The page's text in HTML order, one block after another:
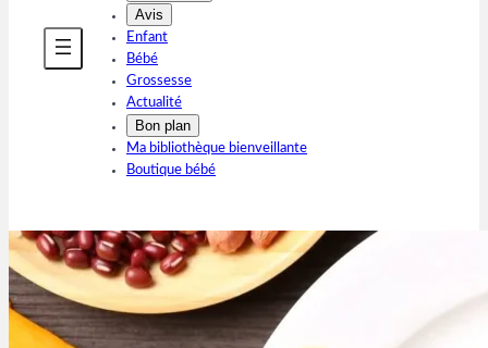
Avis
Enfant
Bébé
Grossesse
Actualité
Bon plan
Ma bibliothèque bienveillante
Boutique bébé